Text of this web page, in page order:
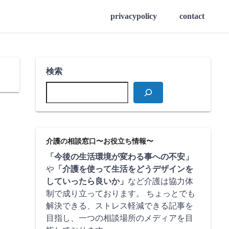
privacypolicy contact
検索
介護の相談窓口〜お役立ち情報〜
「今後の生活環境が変わる事への不安」
や 「介護を使って生活をどうデザインを
していったら良いか」 など介護は協力体
制で成り立っております。 ちょっとでも
解決できる、ストレス軽減できる記事を
目指し、一つの相談場所のメディアを目